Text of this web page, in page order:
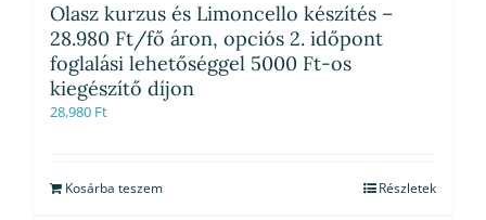
Olasz kurzus és Limoncello készítés –
28.980 Ft/fő áron, opciós 2. időpont
foglalási lehetőséggel 5000 Ft-os
kiegészítő díjon
28,980 Ft
Kosárba teszem Részletek